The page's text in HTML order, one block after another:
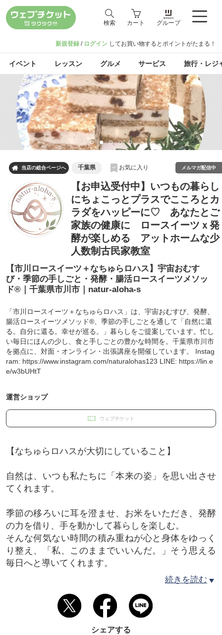
検索 カート グループ
新規登録 / ログイン してお買い物するとポイントがたまる！
イベント レッスン グルメ サービス 旅行・レジ
 当店の総合ページへ 千葉県 お気に入り メルマガ配信中
【お申込受付中】いつもの暮らし
にちょこっとプラスでこころとカ
ラダをハッピーに♡ あなたとご
家族の健康に ロースイーツｘ発
酵が楽しめる アットホームな少
人数制古民家教室
【市川ロースイーツ＋なちゅらロハス】宇宙おむす
び・季節の手しごと・発酵・腸活ロースイーツメソッ
ド®｜千葉県市川市｜natur-aloha-s
「市川ロースイーツ＋なちゅらロハス」は、宇宙おむすび、発酵、
腸活ロースイーツメソッド®、季節の手しごとを通して「自然に還
る。自分に還る。幸せが巡る。」暮らしをご提案しています。忙し
い毎日にほんの少し、食と手しごとの豊かな時間を。千葉県市川市
を拠点に、対面・オンライン・出張講座を開催しています。 Instag
ram: https://www.instagram.com/naturalohas123 LINE: https://lin.e
e/w3bUHtT
運営ショップ
ウェブチケット
【なちゅらロハスが大切にしていること】
自然は、いつも私たちに「本来の姿」を思い出させ
てくれます。
季節の移ろいに耳を澄ませ、お米をいただき、発酵
の力を借り、手を動かして暮らしを楽しむ。
そんな何気ない時間の積み重ねが心と身体をゆっく
り整え、「私、このままでいいんだ。」そう思える
毎日へと導いてくれます。
宇宙おむすび、発酵、腸活ロースイーツメソッド
®、そして季節の手しごと。
続きを読む
シェアする